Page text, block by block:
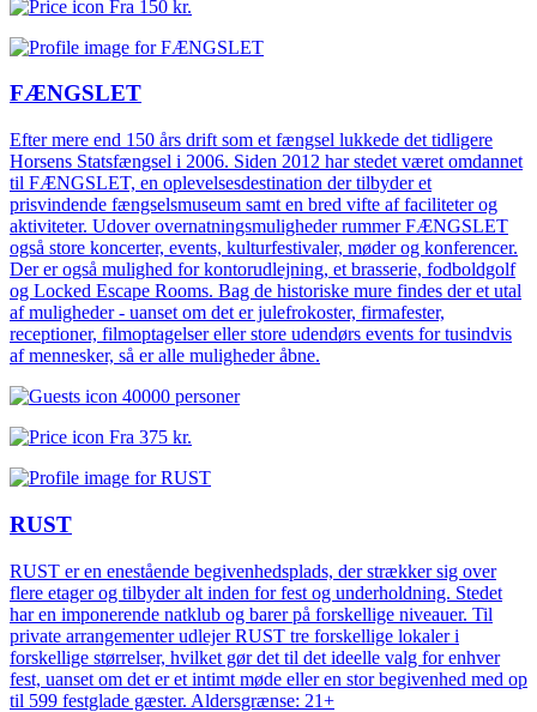
Fra 150 kr.
FÆNGSLET
Efter mere end 150 års drift som et fængsel lukkede det tidligere
Horsens Statsfængsel i 2006. Siden 2012 har stedet været omdannet
til FÆNGSLET, en oplevelsesdestination der tilbyder et
prisvindende fængselsmuseum samt en bred vifte af faciliteter og
aktiviteter. Udover overnatningsmuligheder rummer FÆNGSLET
også store koncerter, events, kulturfestivaler, møder og konferencer.
Der er også mulighed for kontorudlejning, et brasserie, fodboldgolf
og Locked Escape Rooms. Bag de historiske mure findes der et utal
af muligheder - uanset om det er julefrokoster, firmafester,
receptioner, filmoptagelser eller store udendørs events for tusindvis
af mennesker, så er alle muligheder åbne.
40000 personer
Fra 375 kr.
RUST
RUST er en enestående begivenhedsplads, der strækker sig over
flere etager og tilbyder alt inden for fest og underholdning. Stedet
har en imponerende natklub og barer på forskellige niveauer. Til
private arrangementer udlejer RUST tre forskellige lokaler i
forskellige størrelser, hvilket gør det til det ideelle valg for enhver
fest, uanset om det er et intimt møde eller en stor begivenhed med op
til 599 festglade gæster. Aldersgrænse: 21+